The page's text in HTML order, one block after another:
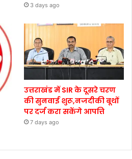
3 days ago
उत्तराखंड में SIR के दूसरे चरण
की सुनवाई शुरू,नजदीकी बूथों
पर दर्ज करा सकेंगे आपत्ति
7 days ago